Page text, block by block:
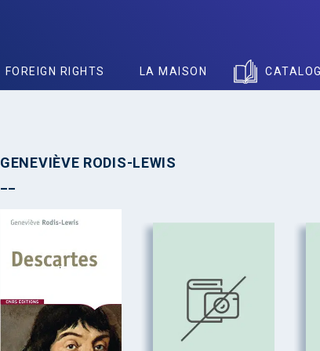
FOREIGN RIGHTS LA MAISON
GENEVIÈVE RODIS-LEWIS